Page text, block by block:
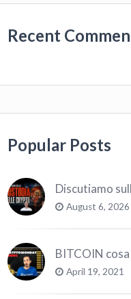
Recent
Popular Posts
August 6, 2026
April 19, 2021